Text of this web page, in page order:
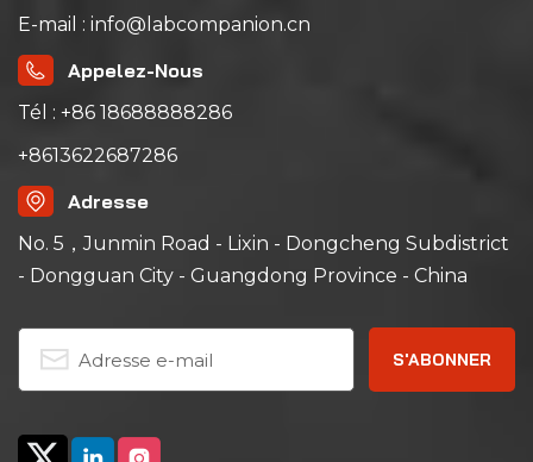
E-mail : info@labcompanion.cn
Appelez-Nous
Tél : +86 18688888286
+8613622687286
Adresse
No. 5，Junmin Road - Lixin - Dongcheng Subdistrict
- Dongguan City - Guangdong Province - China